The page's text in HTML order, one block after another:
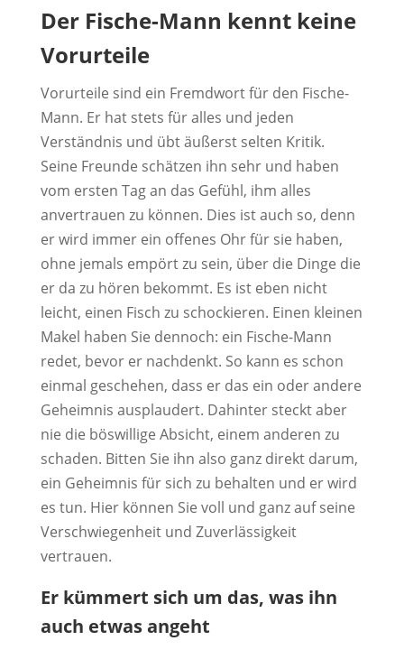
Der Fische-Mann kennt keine
Vorurteile
Vorurteile sind ein Fremdwort für den Fische-
Mann. Er hat stets für alles und jeden
Verständnis und übt äußerst selten Kritik.
Seine Freunde schätzen ihn sehr und haben
vom ersten Tag an das Gefühl, ihm alles
anvertrauen zu können. Dies ist auch so, denn
er wird immer ein offenes Ohr für sie haben,
ohne jemals empört zu sein, über die Dinge die
er da zu hören bekommt. Es ist eben nicht
leicht, einen Fisch zu schockieren. Einen kleinen
Makel haben Sie dennoch: ein Fische-Mann
redet, bevor er nachdenkt. So kann es schon
einmal geschehen, dass er das ein oder andere
Geheimnis ausplaudert. Dahinter steckt aber
nie die böswillige Absicht, einem anderen zu
schaden. Bitten Sie ihn also ganz direkt darum,
ein Geheimnis für sich zu behalten und er wird
es tun. Hier können Sie voll und ganz auf seine
Verschwiegenheit und Zuverlässigkeit
vertrauen.
Er kümmert sich um das, was ihn
auch etwas angeht